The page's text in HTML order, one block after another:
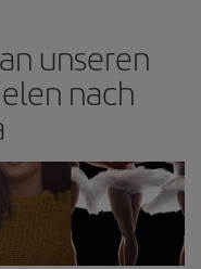
unseren
nach